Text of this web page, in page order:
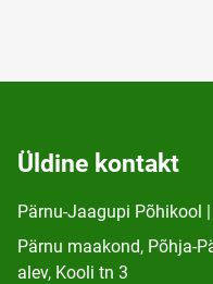
Üldine kontakt
Pärnu-Jaagupi Põhikool
Pärnu maakond, Põhja-
alev, Kooli tn 3